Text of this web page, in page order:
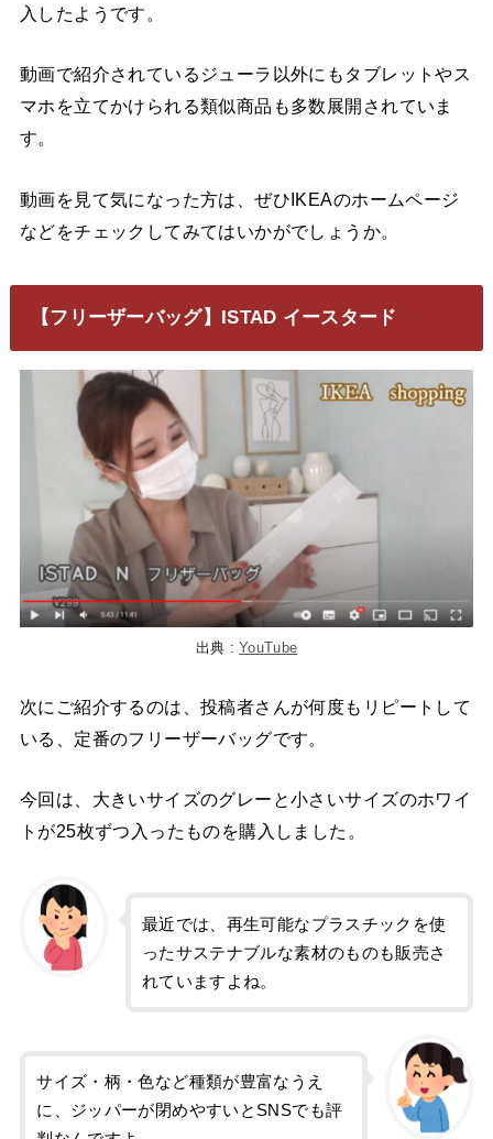
入したようです。
動画で紹介されているジューラ以外にもタブレットやス
マホを立てかけられる類似商品も多数展開されていま
す。
動画を見て気になった方は、ぜひIKEAのホームページ
などをチェックしてみてはいかがでしょうか。
【フリーザーバッグ】ISTAD イースタード
出典 :YouTube
次にご紹介するのは、投稿者さんが何度もリピートして
いる、定番のフリーザーバッグです。
今回は、大きいサイズのグレーと小さいサイズのホワイ
トが25枚ずつ入ったものを購入しました。
最近では、再生可能なプラスチックを使
ったサステナブルな素材のものも販売さ
れていますよね。
サイズ・柄・色など種類が豊富なうえ
に、ジッパーが閉めやすいとSNSでも評